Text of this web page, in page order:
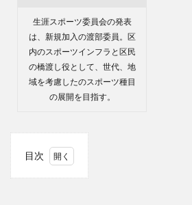
生涯スポーツ委員会の発表
は、新規加入の渡部委員。区
内のスポーツインフラと区民
の橋渡し役として、世代、地
域を考慮したのスポーツ種目
の展開を目指す。
目次